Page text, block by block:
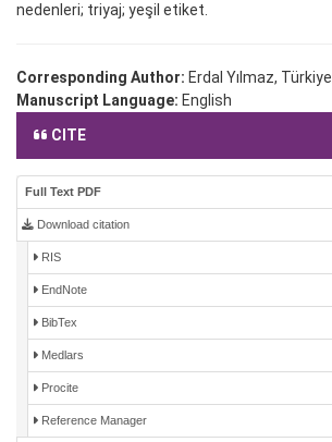
nedenleri; triyaj; yeşil etiket.
Corresponding Author: Erdal Yılmaz, Türkiye
Manuscript Language: English
CITE
Full Text PDF
Download citation
RIS
EndNote
BibTex
Medlars
Procite
Reference Manager